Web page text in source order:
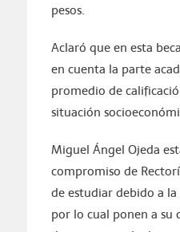
pesos.
Aclaró que en esta
en cuenta la parte
promedio de
situación
Miguel Ángel Ojeda
compromiso de
de estudiar debido a
por lo cual ponen a su